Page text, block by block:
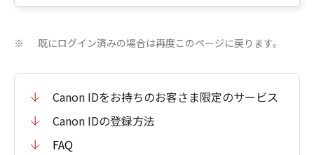
※ 既にログイン済みの場合は再度このページに戻ります。
Canon IDをお持ちのお客さま限定のサービス
Canon IDの登録方法
FAQ